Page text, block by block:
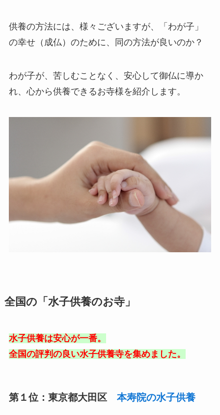
供養の方法には、様々ございますが、「わが子」
の幸せ（成仏）のために、同の方法が良いのか？
わが子が、苦しむことなく、安心して御仏に導か
れ、心から供養できるお寺様を紹介します。
全国の「水子供養のお寺」
水子供養は安心が一番。
全国の評判の良い水子供養寺を集めました。
第１位：東京都大田区 本寿院の水子供養